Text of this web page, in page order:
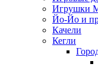
Игрушки
Йо-Йо и
Качели
Кегли